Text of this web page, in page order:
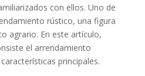
con ellos. Uno de
rústico, una figura
agrario. En este artículo,
el arrendamiento
principales.